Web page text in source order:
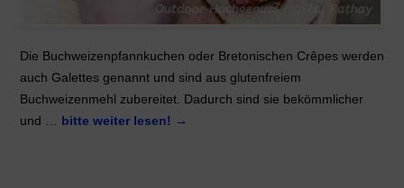
Die Buchweizenpfannkuchen oder Bretonischen Crêpes werden
auch Galettes genannt und sind aus glutenfreiem
Buchweizenmehl zubereitet. Dadurch sind sie bekömmlicher
und … bitte weiter lesen! →